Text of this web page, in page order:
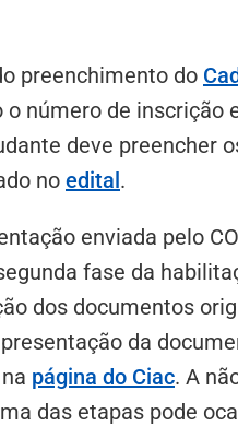
preenchimento do
número de inscrição
deve preencher
no edital.
enviada pelo
fase da
dos documentos
da
página do Ciac. A
das etapas pode